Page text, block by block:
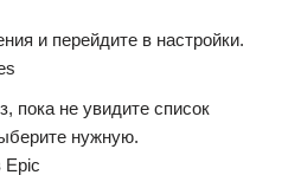
и перейдите в настройки.
пока не увидите список
нужную.